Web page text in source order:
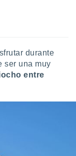
durante
ser una muy
entre